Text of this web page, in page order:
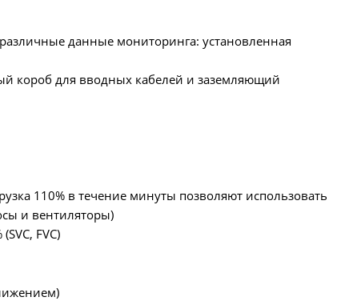
данные мониторинга: установленная
короб для вводных кабелей и заземляющий
110% в течение минуты позволяют использовать
и вентиляторы)
FVC)